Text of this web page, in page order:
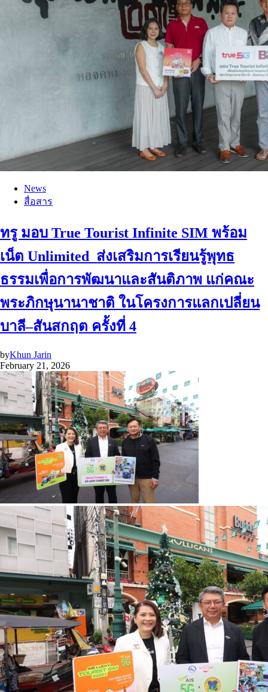
News
สื่อสาร
ทรู มอบ True Tourist Infinite SIM พร้อม
เน็ต Unlimited ส่งเสริมการเรียนรู้พุทธ
ธรรมเพื่อการพัฒนาและสันติภาพ แก่คณะ
พระภิกษุนานาชาติ ในโครงการแลกเปลี่ยน
บาลี–สันสกฤต ครั้งที่ 4
byKhun Jarin
February 21, 2026